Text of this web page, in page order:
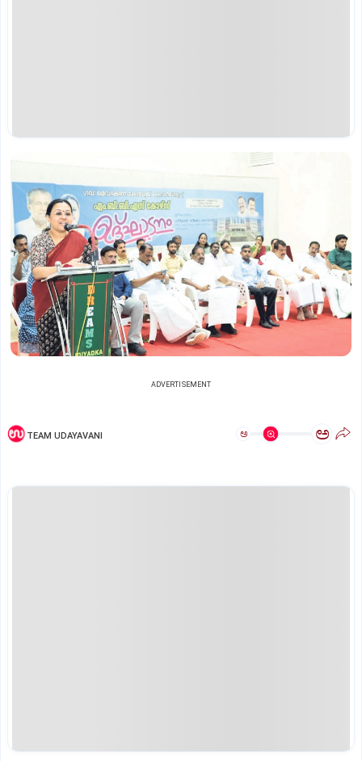
ADVERTISEMENT
TEAM UDAYAVANI ಅ ಅ